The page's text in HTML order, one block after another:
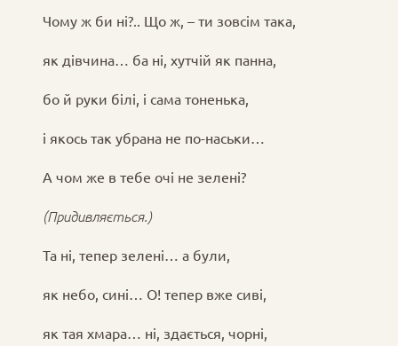
Чому ж би ні?.. Що ж, – ти зовсім така,
як дівчина… ба ні, хутчій як панна,
бо й руки білі, і сама тоненька,
і якось так убрана не по-наськи…
А чом же в тебе очі не зелені?
(Придивляється.)
Та ні, тепер зелені… а були,
як небо, сині… О! тепер вже сиві,
як тая хмара… ні, здається, чорні,